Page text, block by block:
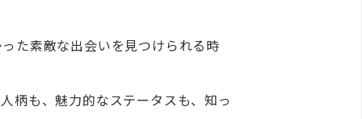
た素敵な出会いを見つけられる時
柄も、魅力的なステータスも、知っ